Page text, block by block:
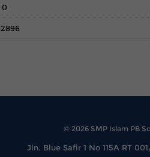
0
© 2026 SMP Islam PB
Jln. Blue Safir 1 No 115A RT